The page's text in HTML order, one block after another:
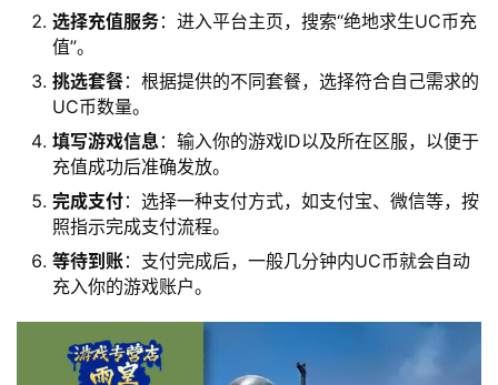
选择充值服务：进入平台主页，搜索“绝地求生UC币充
值”。
挑选套餐：根据提供的不同套餐，选择符合自己需求的
UC币数量。
填写游戏信息：输入你的游戏ID以及所在区服，以便于
充值成功后准确发放。
完成支付：选择一种支付方式，如支付宝、微信等，按
照指示完成支付流程。
等待到账：支付完成后，一般几分钟内UC币就会自动
充入你的游戏账户。